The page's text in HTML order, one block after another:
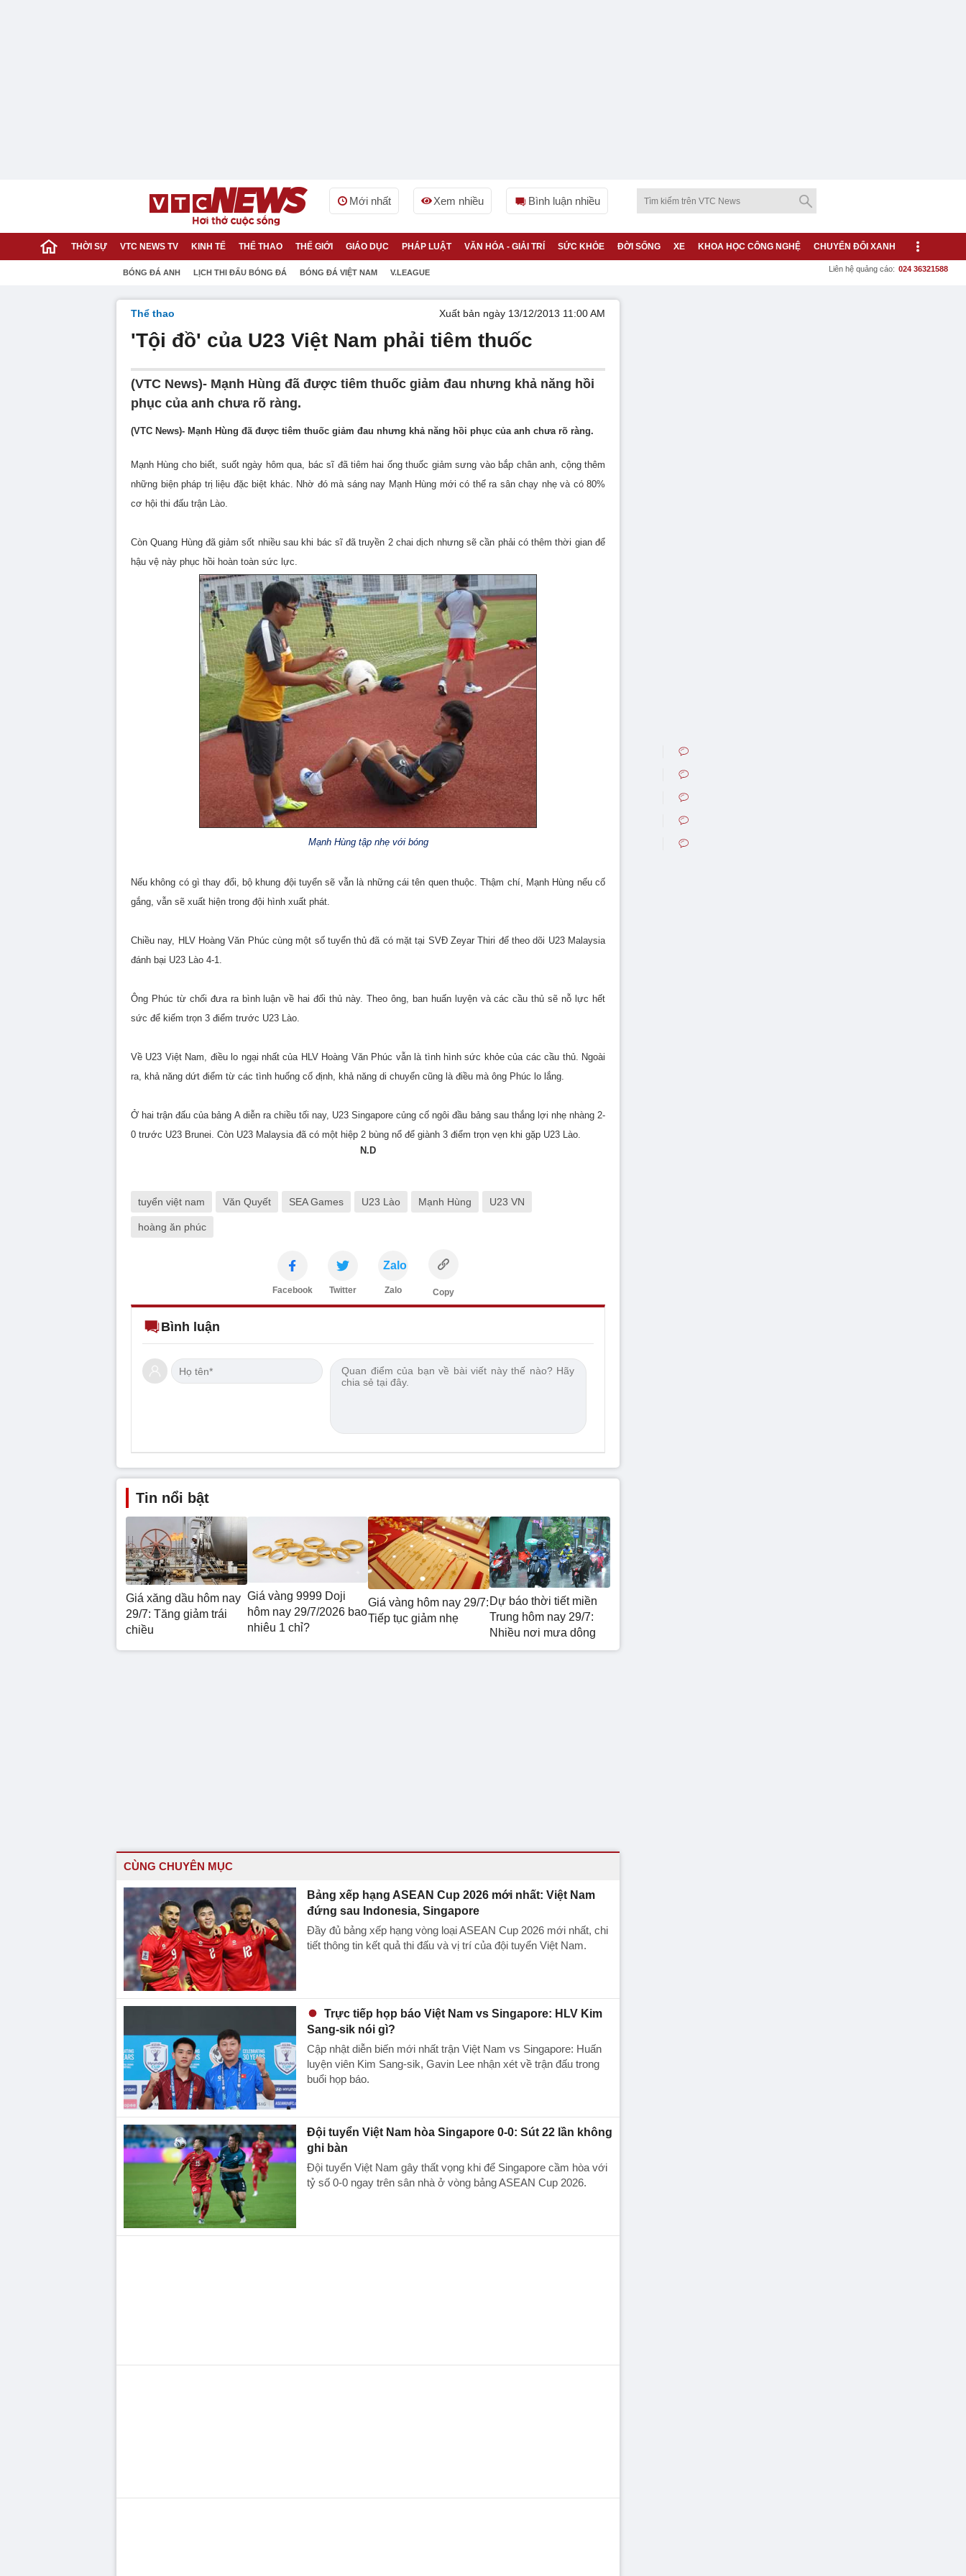
Mới nhất Xem nhiều Bình luận nhiều
THỜI SỰ VTC NEWS TV KINH TẾ THỂ THAO THẾ GIỚI GIÁO DỤC PHÁP LUẬT VĂN HÓA - GIẢI TRÍ SỨC KHỎE ĐỜI SỐNG XE KHOA HỌC CÔNG NGHỆ CHUYỂN ĐỔI XANH
BÓNG ĐÁ ANH LỊCH THI ĐẤU BÓNG ĐÁ BÓNG ĐÁ VIỆT NAM V.LEAGUE Liên hệ quảng cáo: 024 36321588
Thể thao Xuất bản ngày 13/12/2013 11:00 AM
'Tội đồ' của U23 Việt Nam phải tiêm thuốc
(VTC News)- Mạnh Hùng đã được tiêm thuốc giảm đau nhưng khả năng hồi
phục của anh chưa rõ ràng.
(VTC News)- Mạnh Hùng đã được tiêm thuốc giảm đau nhưng khả năng hồi phục của anh chưa rõ ràng.
Mạnh Hùng cho biết, suốt ngày hôm qua, bác sĩ đã tiêm hai ống thuốc giảm sưng vào bắp chân anh, cộng thêm
những biện pháp trị liệu đặc biệt khác. Nhờ đó mà sáng nay Mạnh Hùng mới có thể ra sân chạy nhẹ và có 80%
cơ hội thi đấu trận Lào.
Còn Quang Hùng đã giảm sốt nhiều sau khi bác sĩ đã truyền 2 chai dịch nhưng sẽ cần phải có thêm thời gian để
hậu vệ này phục hồi hoàn toàn sức lực.
Mạnh Hùng tập nhẹ với bóng
Nếu không có gì thay đổi, bộ khung đội tuyển sẽ vẫn là những cái tên quen thuộc. Thậm chí, Mạnh Hùng nếu cố
gắng, vẫn sẽ xuất hiện trong đội hình xuất phát.
Chiều nay, HLV Hoàng Văn Phúc cùng một số tuyển thủ đã có mặt tại SVĐ Zeyar Thiri để theo dõi U23 Malaysia
đánh bại U23 Lào 4-1.
Ông Phúc từ chối đưa ra bình luận về hai đối thủ này. Theo ông, ban huấn luyện và các cầu thủ sẽ nỗ lực hết
sức để kiếm trọn 3 điểm trước U23 Lào.
Về U23 Việt Nam, điều lo ngại nhất của HLV Hoàng Văn Phúc vẫn là tình hình sức khỏe của các cầu thủ. Ngoài
ra, khả năng dứt điểm từ các tình huống cố định, khả năng di chuyển cũng là điều mà ông Phúc lo lắng.
Ở hai trận đấu của bảng A diễn ra chiều tối nay, U23 Singapore củng cố ngôi đầu bảng sau thắng lợi nhẹ nhàng 2-
0 trước U23 Brunei. Còn U23 Malaysia đã có một hiệp 2 bùng nổ để giành 3 điểm trọn vẹn khi gặp U23 Lào.
N.D
tuyển việt nam Văn Quyết SEA Games U23 Lào Mạnh Hùng U23 VN
hoàng ăn phúc
Facebook Twitter
Zalo
Zalo Copy
Bình luận
Tin nổi bật
Giá xăng dầu hôm nay
29/7: Tăng giảm trái
chiều
Giá vàng 9999 Doji
hôm nay 29/7/2026 bao
nhiêu 1 chỉ?
Giá vàng hôm nay 29/7:
Tiếp tục giảm nhẹ
Dự báo thời tiết miền
Trung hôm nay 29/7:
Nhiều nơi mưa dông
CÙNG CHUYÊN MỤC
Bảng xếp hạng ASEAN Cup 2026 mới nhất: Việt Nam
đứng sau Indonesia, Singapore
Đầy đủ bảng xếp hạng vòng loại ASEAN Cup 2026 mới nhất, chi
tiết thông tin kết quả thi đấu và vị trí của đội tuyển Việt Nam.
Trực tiếp họp báo Việt Nam vs Singapore: HLV Kim
Sang-sik nói gì?
Cập nhật diễn biến mới nhất trận Việt Nam vs Singapore: Huấn
luyện viên Kim Sang-sik, Gavin Lee nhận xét về trận đấu trong
buổi họp báo.
Đội tuyển Việt Nam hòa Singapore 0-0: Sút 22 lần không
ghi bàn
Đội tuyển Việt Nam gây thất vọng khi để Singapore cầm hòa với
tỷ số 0-0 ngay trên sân nhà ở vòng bảng ASEAN Cup 2026.